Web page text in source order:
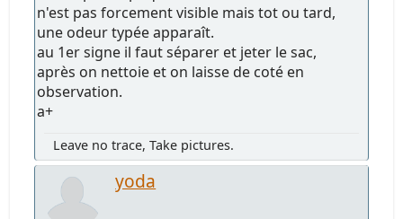
n'est pas forcement visible mais tot ou tard,
une odeur typée apparaît.
au 1er signe il faut séparer et jeter le sac,
après on nettoie et on laisse de coté en
observation.
a+
Leave no trace, Take pictures.
yoda